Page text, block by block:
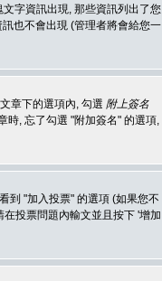
字資訊出現, 那些資訊列出了您
也不會出現 (管理者將會給您一
章下的選項內, 勾選 附上簽名
時, 忘了勾選 "附加簽名" 的選項,
到 "加入投票" 的選項 (如果您不
投票問題內輸文並且按下 '增加